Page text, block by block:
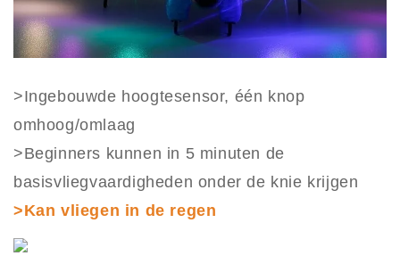
>Ingebouwde hoogtesensor, één knop
omhoog/omlaag
>Beginners kunnen in 5 minuten de
basisvliegvaardigheden onder de knie krijgen
>Kan vliegen in de regen